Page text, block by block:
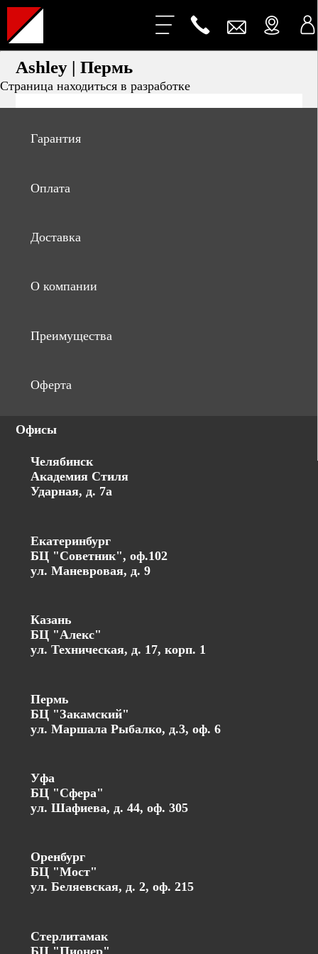
Ashley | Пермь
Страница находиться в разработке
Гарантия
Оплата
Доставка
О компании
Преимущества
Оферта
Офисы
Челябинск
Академия Стиля
Ударная, д. 7а
Екатеринбург
БЦ "Советник", оф.102
ул. Маневровая, д. 9
Казань
БЦ "Алекс"
ул. Техническая, д. 17, корп. 1
Пермь
БЦ "Закамский"
ул. Маршала Рыбалко, д.3, оф. 6
Уфа
БЦ "Сфера"
ул. Шафиева, д. 44, оф. 305
Оренбург
БЦ "Мост"
ул. Беляевская, д. 2, оф. 215
Стерлитамак
БЦ "Пионер"